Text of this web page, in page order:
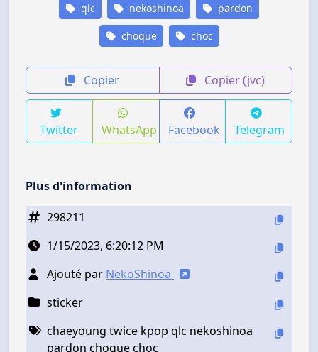
qlc nekoshinoa pardon
choque choc
Copier Copier (jvc)
Twitter WhatsApp Facebook Telegram
Plus d'information
298211
1/15/2023, 6:20:12 PM
Ajouté par NekoShinoa
sticker
chaeyoung twice kpop qlc nekoshinoa
pardon choque choc